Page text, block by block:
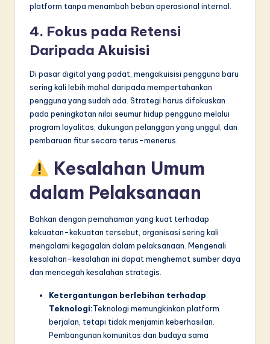
platform tanpa menambah beban operasional internal.
4. Fokus pada Retensi
Daripada Akuisisi
Di pasar digital yang padat, mengakuisisi pengguna baru
sering kali lebih mahal daripada mempertahankan
pengguna yang sudah ada. Strategi harus difokuskan
pada peningkatan nilai seumur hidup pengguna melalui
program loyalitas, dukungan pelanggan yang unggul, dan
pembaruan fitur secara terus-menerus.
Kesalahan Umum
dalam Pelaksanaan
Bahkan dengan pemahaman yang kuat terhadap
kekuatan-kekuatan tersebut, organisasi sering kali
mengalami kegagalan dalam pelaksanaan. Mengenali
kesalahan-kesalahan ini dapat menghemat sumber daya
dan mencegah kesalahan strategis.
Ketergantungan berlebihan terhadap
Teknologi:Teknologi memungkinkan platform
berjalan, tetapi tidak menjamin keberhasilan.
Pembangunan komunitas dan budaya sama